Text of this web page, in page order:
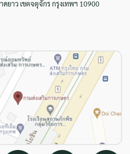
ยาว เขตจตุจักร กรุงเทพฯ 10900